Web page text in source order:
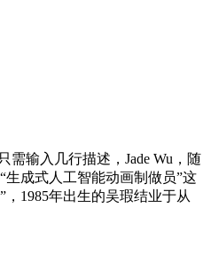
需输入几行描述，Jade Wu，随
成式人工智能动画制做员”这
1985年出生的吴瑕结业于从